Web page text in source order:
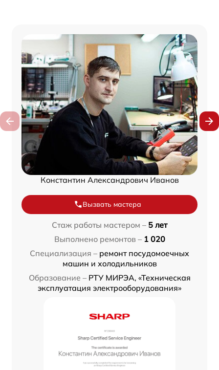
Константин Александрович Иванов
Вызвать мастера
Стаж работы мастером – 5 лет
Выполнено ремонтов – 1 020
Специализация – ремонт посудомоечных
машин и холодильников
Образование – РТУ МИРЭА, «Техническая
эксплуатация электрооборудования»